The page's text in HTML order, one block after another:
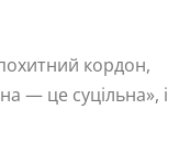
кордон,
— це суцільна», і